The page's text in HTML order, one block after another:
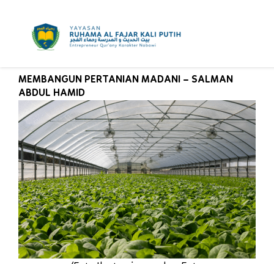
MEMBANGUN PERTANIAN MADANI – SALMAN
ABDUL HAMID